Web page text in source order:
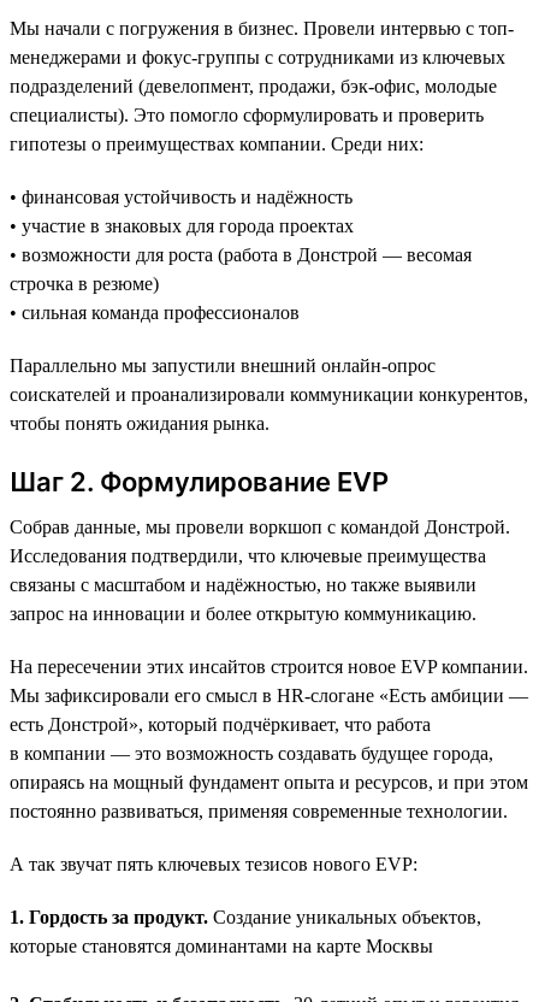
Мы начали с погружения в бизнес. Провели интервью с топ-
менеджерами и фокус-группы с сотрудниками из ключевых
подразделений (девелопмент, продажи, бэк-офис, молодые
специалисты). Это помогло сформулировать и проверить
гипотезы о преимуществах компании. Среди них:
• финансовая устойчивость и надёжность
• участие в знаковых для города проектах
• возможности для роста (работа в Донстрой — весомая
строчка в резюме)
• сильная команда профессионалов
Параллельно мы запустили внешний онлайн-опрос
соискателей и проанализировали коммуникации конкурентов,
чтобы понять ожидания рынка.
Шаг 2. Формулирование EVP
Собрав данные, мы провели воркшоп с командой Донстрой.
Исследования подтвердили, что ключевые преимущества
связаны с масштабом и надёжностью, но также выявили
запрос на инновации и более открытую коммуникацию.
На пересечении этих инсайтов строится новое EVP компании.
Мы зафиксировали его смысл в HR-слогане «Есть амбиции —
есть Донстрой», который подчёркивает, что работа
в компании — это возможность создавать будущее города,
опираясь на мощный фундамент опыта и ресурсов, и при этом
постоянно развиваться, применяя современные технологии.
А так звучат пять ключевых тезисов нового EVP:
1. Гордость за продукт. Создание уникальных объектов,
которые становятся доминантами на карте Москвы